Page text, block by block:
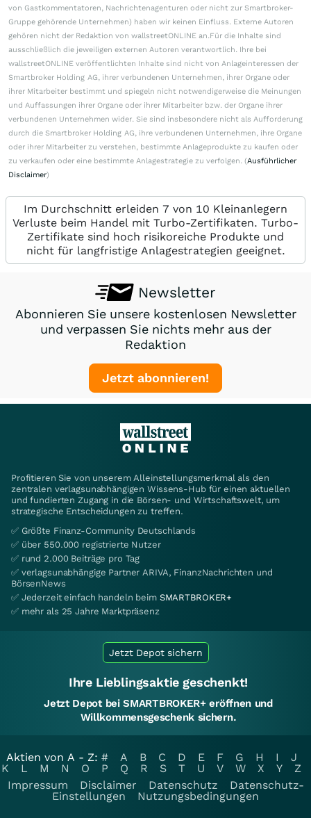
von Gastkommentatoren, Nachrichtenagenturen oder nicht zur Smartbroker-
Gruppe gehörende Unternehmen) haben wir keinen Einfluss. Externe Autoren
gehören nicht der Redaktion von wallstreetONLINE an.Für die Inhalte sind
ausschließlich die jeweiligen externen Autoren verantwortlich. Ihre bei
wallstreetONLINE veröffentlichten Inhalte sind nicht von Anlageinteressen der
Smartbroker Holding AG, ihrer verbundenen Unternehmen, ihrer Organe oder
ihrer Mitarbeiter bestimmt und spiegeln nicht notwendigerweise die Meinungen
und Auffassungen ihrer Organe oder ihrer Mitarbeiter bzw. der Organe ihrer
verbundenen Unternehmen wider. Sie sind insbesondere nicht als Aufforderung
durch die Smartbroker Holding AG, ihre verbundenen Unternehmen, ihre Organe
oder ihrer Mitarbeiter zu verstehen, bestimmte Anlageprodukte zu kaufen oder
zu verkaufen oder eine bestimmte Anlagestrategie zu verfolgen. (Ausführlicher
Disclaimer)
Im Durchschnitt erleiden 7 von 10 Kleinanlegern
Verluste beim Handel mit Turbo-Zertifikaten. Turbo-
Zertifikate sind hoch risikoreiche Produkte und
nicht für langfristige Anlagestrategien geeignet.
Newsletter
Abonnieren Sie unsere kostenlosen Newsletter
und verpassen Sie nichts mehr aus der
Redaktion
Jetzt abonnieren!
Profitieren Sie von unserem Alleinstellungsmerkmal als den
zentralen verlagsunabhängigen Wissens-Hub für einen aktuellen
und fundierten Zugang in die Börsen- und Wirtschaftswelt, um
strategische Entscheidungen zu treffen.
✅ Größte Finanz-Community Deutschlands
✅ über 550.000 registrierte Nutzer
✅ rund 2.000 Beiträge pro Tag
✅ verlagsunabhängige Partner ARIVA, FinanzNachrichten und
BörsenNews
✅ Jederzeit einfach handeln beim SMARTBROKER+
✅ mehr als 25 Jahre Marktpräsenz
Jetzt Depot sichern
Ihre Lieblingsaktie geschenkt!
Jetzt Depot bei SMARTBROKER+ eröffnen und
Willkommensgeschenk sichern.
Aktien von A - Z: # A B C D E F G H I
J
K
L M N O P Q R S T U V W X Y
Z
Impressum
Disclaimer Datenschutz
Datenschutz-
Einstellungen
Nutzungsbedingungen